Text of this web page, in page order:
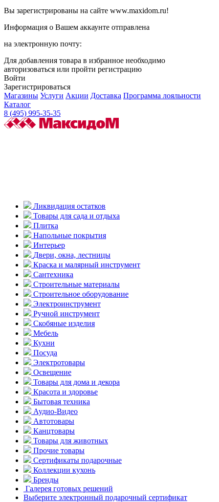
Вы зарегистрированы на сайте www.maxidom.ru!
Информация о Вашем аккаунте отправлена
на электронную почту:
Для добавления товара в избранное необходимо
авторизоваться или пройти регистрацию
Войти
Зарегистрироваться
Магазины Услуги Акции Доставка Программа лояльности
Каталог
8 (495) 995-35-35
Ликвидация остатков
Товары для сада и отдыха
Плитка
Напольные покрытия
Интерьер
Двери, окна, лестницы
Краска и малярный инструмент
Сантехника
Строительные материалы
Строительное оборудование
Электроинструмент
Ручной инструмент
Скобяные изделия
Мебель
Кухни
Посуда
Электротовары
Освещение
Товары для дома и декора
Красота и здоровье
Бытовая техника
Аудио-Видео
Автотовары
Канцтовары
Товары для животных
Прочие товары
Сертификаты подарочные
Коллекции кухонь
Бренды
Галерея готовых решений
Выберите электронный подарочный сертификат